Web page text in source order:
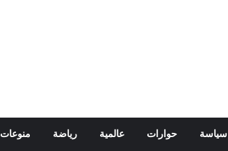
سياسة حوارات عالمية رياضة منوعات